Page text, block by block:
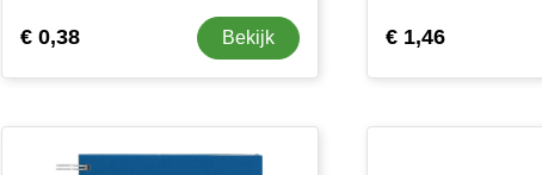
€ 0,38 Bekijk € 1,46